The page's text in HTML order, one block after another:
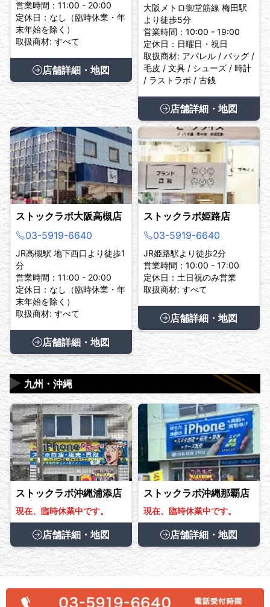
営業時間：11:00 - 20:00
定休日：なし（臨時休業・年
末年始を除く）
取扱商材: すべて
店舗詳細・地図
大阪メトロ御堂筋線 梅田駅
より徒歩5分
営業時間：10:00 - 19:00
定休日：日曜日・祝日
取扱商材: アパレル / バッグ /
毛皮 / 文具 / シューズ / 時計
/ ラストラボ / 古銭
店舗詳細・地図
ストックラボ大阪高槻店
03-5919-6640
JR高槻駅 地下西口より徒歩1
分
営業時間：11:00 - 20:00
定休日：なし（臨時休業・年
末年始を除く）
取扱商材: すべて
店舗詳細・地図
ストックラボ姫路店
03-5919-6640
JR姫路駅より徒歩2分
営業時間：10:00 - 17:00
定休日：土日祝のみ営業
取扱商材: すべて
店舗詳細・地図
九州・沖縄
▶
ストックラボ沖縄浦添店
現在、臨時休業中です。
店舗詳細・地図
ストックラボ沖縄那覇店
現在、臨時休業中です。
店舗詳細・地図